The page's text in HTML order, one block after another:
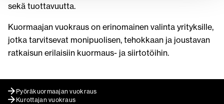
sekä tuottavuutta.
Kuormaajan vuokraus on erinomainen valinta yrityksille,
jotka tarvitsevat monipuolisen, tehokkaan ja joustavan
ratkaisun erilaisiin kuormaus- ja siirtotöihin.
Pyöräkuormaajan vuokraus
Kurottajan vuokraus